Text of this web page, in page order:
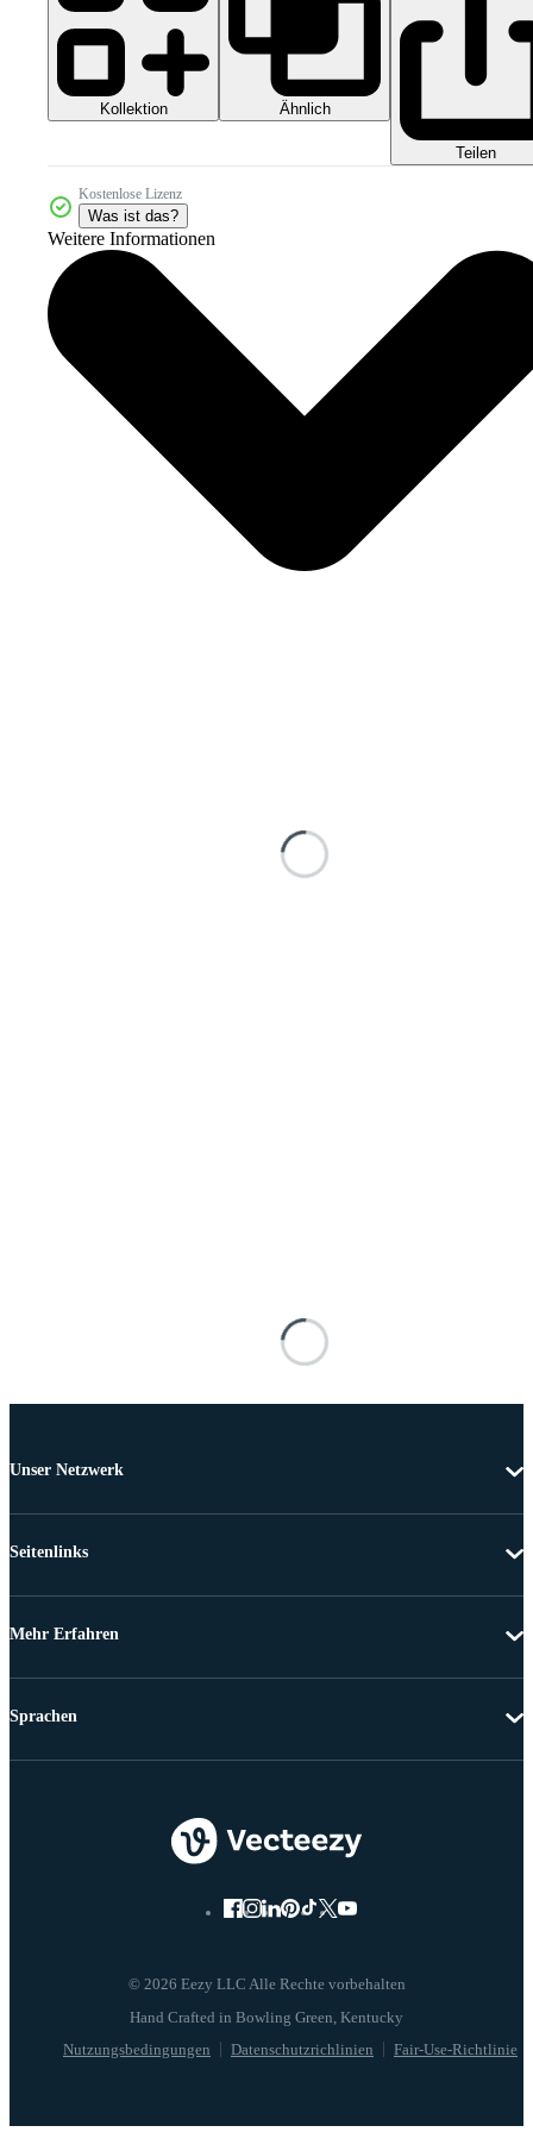
Kollektion Ähnlich
Teilen
Kostenlose Lizenz
Was ist das?
Weitere Informationen
Unser Netzwerk
Seitenlinks
Mehr Erfahren
© 2026 Eezy LLC Alle Rechte vorbehalten
Nutzungsbedingungen Datenschutzrichlinien Fair-Use-Richtlinie
Sprachen